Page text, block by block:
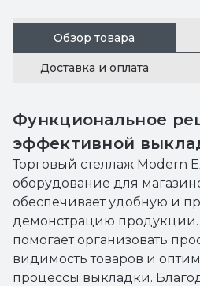
Обзор товара
Доставка и оплата
Функциональное
эффективной
Торговый стеллаж Modern
оборудование для
обеспечивает удобную и
демонстрацию продукции.
помогает организовать
видимость товаров и
процессы выкладки.